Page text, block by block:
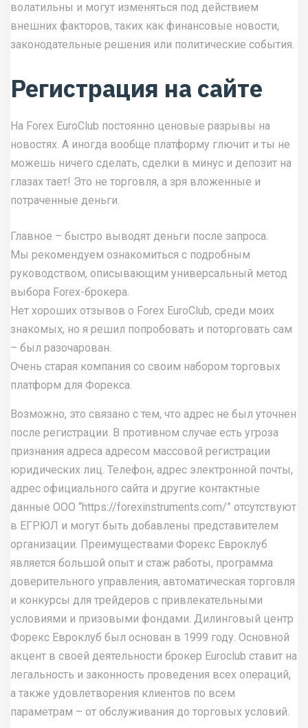
волатильны и могут изменяться под действием
внешних факторов, таких как финансовые новости,
законодательные решения или политические события.
Регистрация на сайте
На Forex EuroClub постоянно ценовые разрывы на
новостях. А иногда вообще платформу глючит и ты не
можешь ничего сделать, сделки в минус и депозит на
глазах тает! Это не торговля, а зря вложенные и
потраченные деньги.
Главное – быстро выводят деньги после запроса.
Мы рекомендуем ознакомиться с подробным
руководством, описывающим универсальный метод
выбора Forex-брокера.
Нет хороших отзывов о Forex EuroClub, среди моих
знакомых, но я решил попробовать и поторговать сам
– был разочарован.
Очень старая компания со своим набором торговых
платформ для Форекса.
Возможно, это связано с тем, что адрес не был уточнен
после регистрации. В противном случае есть угроза
признания адреса адресом массовой регистрации
юридических лиц. Телефон, адрес электронной почты,
адрес официального сайта и другие контактные
данные ООО “https://forexinstruments.com/” отсутствуют
в ЕГРЮЛ и могут быть добавлены представителем
организации. Преимуществами Форекс Евроклуб
является большой опыт и стаж работы, программа
доверительного управления, автоматическая торговля
и конкурсы для трейдеров с привлекательными
условиями и призовыми фондами. Дилинговый центр
Форекс Евроклуб был основан в 1999 году. Основной
акцент в своей деятельности брокер Euroclub ставит на
легальность и законность проведения всех операций,
а также удовлетворения клиентов по всем
параметрам – от обслуживания до торговых условий.